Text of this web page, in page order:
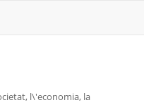
l\'economia, la